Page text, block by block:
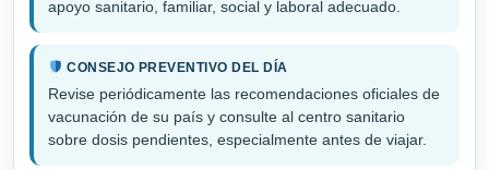
apoyo sanitario, familiar, social y laboral adecuado.
CONSEJO PREVENTIVO DEL DÍA
Revise periódicamente las recomendaciones oficiales de
vacunación de su país y consulte al centro sanitario
sobre dosis pendientes, especialmente antes de viajar.